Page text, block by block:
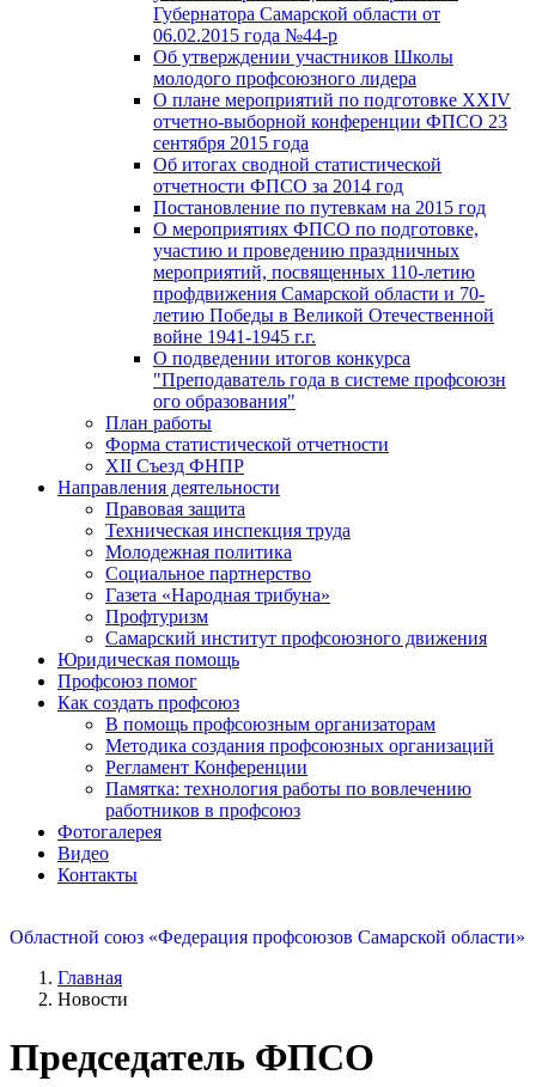
Губернатора Самарской области от
06.02.2015 года №44-р
Об утверждении участников Школы
молодого профсоюзного лидера
О плане мероприятий по подготовке XXIV
отчетно-выборной конференции ФПСО 23
сентября 2015 года
Об итогах сводной статистической
отчетности ФПСО за 2014 год
Постановление по путевкам на 2015 год
О мероприятиях ФПСО по подготовке,
участию и проведению праздничных
мероприятий, посвященных 110-летию
профдвижения Самарской области и 70-
летию Победы в Великой Отечественной
войне 1941-1945 г.г.
О подведении итогов конкурса
"Преподаватель года в системе профсоюзн
ого образования"
План работы
Форма статистической отчетности
XII Съезд ФНПР
Направления деятельности
Правовая защита
Техническая инспекция труда
Молодежная политика
Социальное партнерство
Газета «Народная трибуна»
Профтуризм
Самарский институт профсоюзного движения
Юридическая помощь
Профсоюз помог
Как создать профсоюз
В помощь профсоюзным организаторам
Методика создания профсоюзных организаций
Регламент Конференции
Памятка: технология работы по вовлечению
работников в профсоюз
Фотогалерея
Видео
Контакты
Областной союз «Федерация профсоюзов Самарской области»
Главная
Новости
Председатель ФПСО